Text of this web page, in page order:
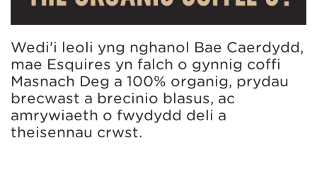
Wedi'i leoli yng nghanol Bae Caerdydd,
mae Esquires yn falch o gynnig coffi
Masnach Deg a 100% organig, prydau
brecwast a brecinio blasus, ac
amrywiaeth o fwydydd deli a
theisennau crwst.